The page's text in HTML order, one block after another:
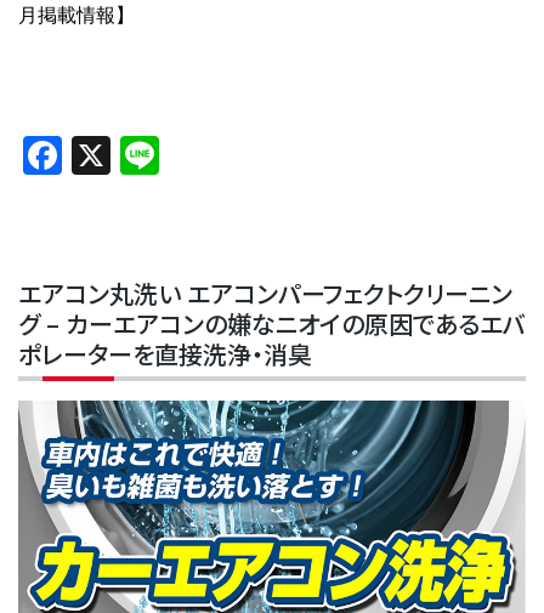
月掲載情報】
Facebook
X
エアコン丸洗い エアコンパーフェクトクリーニン
グ – カーエアコンの嫌なニオイの原因であるエバ
ポレーターを直接洗浄・消臭